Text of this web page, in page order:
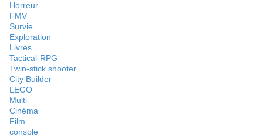
Horreur
FMV
Survie
Exploration
Livres
Tactical-RPG
Twin-stick shooter
City Builder
LEGO
Multi
Cinéma
Film
console